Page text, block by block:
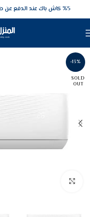
5‎% كاش باك عند الدفع عن طريق الفيزا البنكيه
-13%
SOLD
OUT